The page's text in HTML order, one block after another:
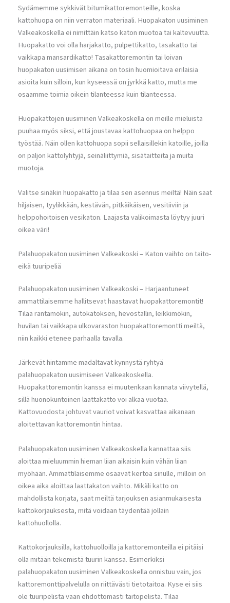
Sydämemme sykkivät bitumikattoremonteille, koska
kattohuopa on niin verraton materiaali. Huopakaton uusiminen
Valkeakoskella ei nimittäin katso katon muotoa tai kaltevuutta.
Huopakatto voi olla harjakatto, pulpettikatto, tasakatto tai
vaikkapa mansardikatto! Tasakattoremontin tai loivan
huopakaton uusimisen aikana on tosin huomioitava erilaisia
asioita kuin silloin, kun kyseessä on jyrkkä katto, mutta me
osaamme toimia oikein tilanteessa kuin tilanteessa.
Huopakattojen uusiminen Valkeakoskella on meille mieluista
puuhaa myös siksi, että joustavaa kattohuopaa on helppo
työstää. Näin ollen kattohuopa sopii sellaisillekin katoille, joilla
on paljon kattolyhtyjä, seinäliittymiä, sisätaitteita ja muita
muotoja.
Valitse sinäkin huopakatto ja tilaa sen asennus meiltä! Näin saat
hiljaisen, tyylikkään, kestävän, pitkäikäisen, vesitiiviin ja
helppohoitoisen vesikaton. Laajasta valikoimasta löytyy juuri
oikea väri!
Palahuopakaton uusiminen Valkeakoski – Katon vaihto on taito-
eikä tuuripeliä
Palahuopakaton uusiminen Valkeakoski – Harjaantuneet
ammattilaisemme hallitsevat haastavat huopakattoremontit!
Tilaa rantamökin, autokatoksen, hevostallin, leikkimökin,
huvilan tai vaikkapa ulkovaraston huopakattoremontti meiltä,
niin kaikki etenee parhaalla tavalla.
Järkevät hintamme madaltavat kynnystä ryhtyä
palahuopakaton uusimiseen Valkeakoskella.
Huopakattoremontin kanssa ei muutenkaan kannata viivytellä,
sillä huonokuntoinen laattakatto voi alkaa vuotaa.
Kattovuodosta johtuvat vauriot voivat kasvattaa aikanaan
aloitettavan kattoremontin hintaa.
Palahuopakaton uusiminen Valkeakoskella kannattaa siis
aloittaa mieluummin hieman liian aikaisin kuin vähän liian
myöhään. Ammattilaisemme osaavat kertoa sinulle, milloin on
oikea aika aloittaa laattakaton vaihto. Mikäli katto on
mahdollista korjata, saat meiltä tarjouksen asianmukaisesta
kattokorjauksesta, mitä voidaan täydentää jollain
kattohuollolla.
Kattokorjauksilla, kattohuolloilla ja kattoremonteilla ei pitäisi
olla mitään tekemistä tuurin kanssa. Esimerkiksi
palahuopakaton uusiminen Valkeakoskella onnistuu vain, jos
kattoremonttipalvelulla on riittävästi tietotaitoa. Kyse ei siis
ole tuuripelistä vaan ehdottomasti taitopelistä. Tilaa